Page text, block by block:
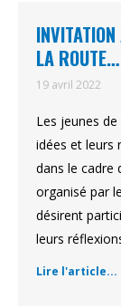
LA
19 avril 2022
Les jeunes
idées et leurs
dans le cadre
organisé par
désirent
leurs
Lire l'article...